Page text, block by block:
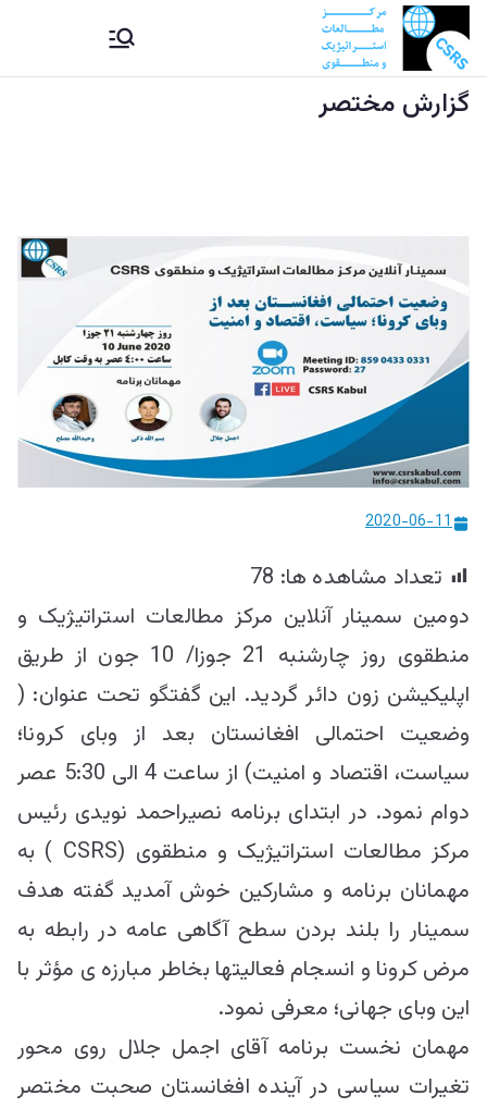
to
content
CSRS |
استراتیژيک
و منطقوی |
د
ستراتېژیکو
او سیمه
مرکز
مرکز مطالعات استراتیژيک و
منطقوی دستراتېژیکو او
گزارش مختصر
2020-06-11
تعداد مشاهده ها: 78
دومین سمینار آنلاین مرکز مطالعات استراتیژیک و
منطقوی روز چارشنبه 21 جوزا/ 10 جون از طریق
اپلیکیشن زون دائر گردید. این گفتگو تحت عنوان: (
وضعیت احتمالی افغانستان بعد از وبای کرونا؛
سیاست، اقتصاد و امنیت) از ساعت 4 الی 5:30 عصر
دوام نمود. در ابتدای برنامه نصیراحمد نویدی رئیس
مرکز مطالعات استراتیژیک و منطقوی (CSRS ) به
مهمانان برنامه و مشارکین خوش آمدید گفته هدف
سمینار را بلند بردن سطح آگاهی عامه در رابطه به
مرض کرونا و انسجام فعالیتها بخاطر مبارزه ی مؤثر با
این وبای جهانی؛ معرفی نمود.
مهمان نخست برنامه آقای اجمل جلال روی محور
تغیرات سیاسی در آینده افغانستان صحبت مختصر